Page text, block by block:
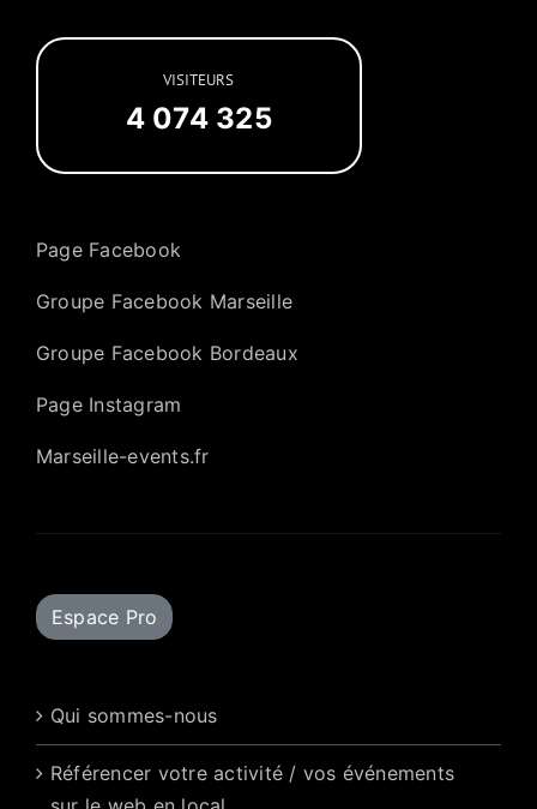
VISITEURS
4 074 325
Page Facebook
Groupe Facebook Marseille
Groupe Facebook Bordeaux
Page Instagram
Marseille-events.fr
Espace Pro
Qui sommes-nous
Référencer votre activité / vos événements